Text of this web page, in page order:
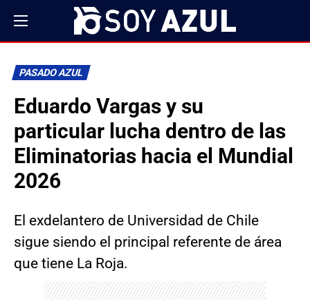
PASADO AZUL
Eduardo Vargas y su
particular lucha dentro de las
Eliminatorias hacia el Mundial
2026
El exdelantero de Universidad de Chile
sigue siendo el principal referente de área
que tiene La Roja.